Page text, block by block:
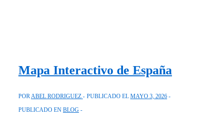
Mapa Interactivo de España
POR ABEL RODRIGUEZ PUBLICADO EL MAYO 3, 2026
PUBLICADO EN BLOG